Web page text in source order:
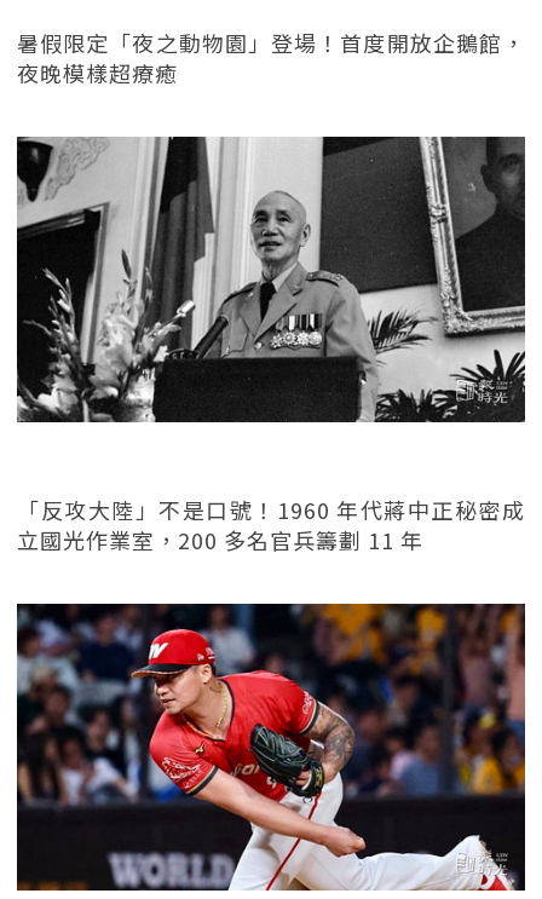
暑假限定「夜之動物園」登場！首度開放企鵝館，
夜晚模樣超療癒
「反攻大陸」不是口號！1960 年代蔣中正秘密成
立國光作業室，200 多名官兵籌劃 11 年